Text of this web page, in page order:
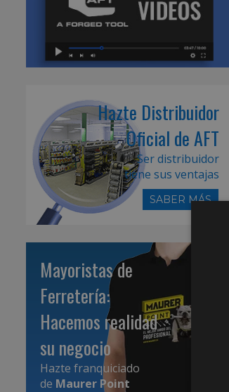
Hazte Distribuidor
Oficial de AFT
Ser distribuidor
tiene sus ventajas
SABER MÁS
Mayoristas de
Ferretería:
Hacemos realidad
su negocio
Hazte franquiciado
de Maurer Point